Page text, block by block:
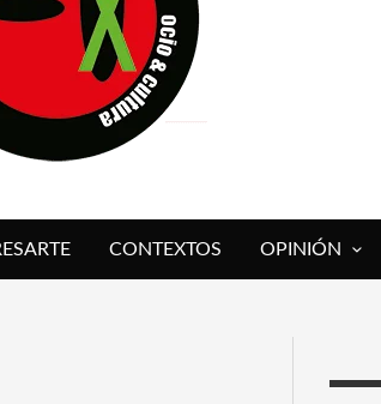
A SERRAT
ARMONÍA PERSECUTORIA] EN EXVITA
CONTEXTOS OPINIÓN